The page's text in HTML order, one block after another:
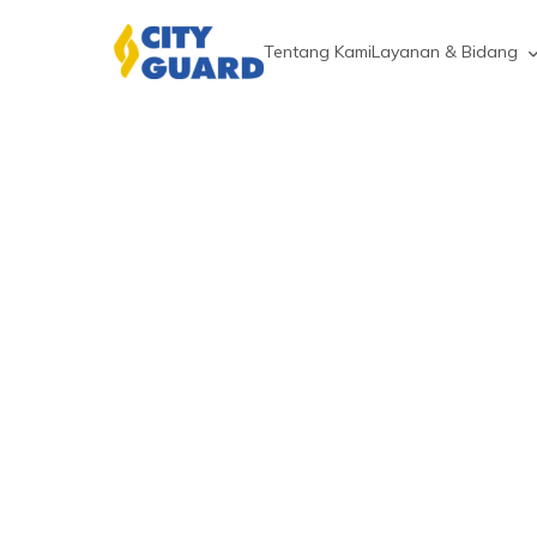
Tentang KamiLayanan & Bidang